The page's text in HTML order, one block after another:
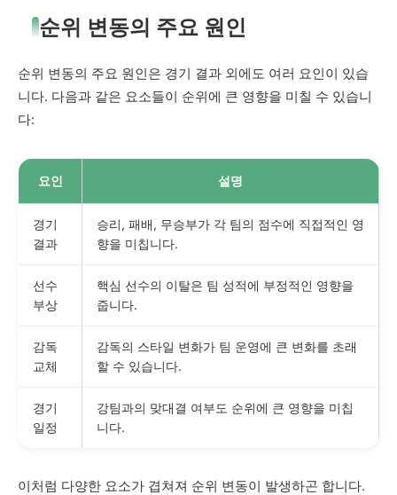
순위 변동의 주요 원인
순위 변동의 주요 원인은 경기 결과 외에도 여러 요인이 있습
니다. 다음과 같은 요소들이 순위에 큰 영향을 미칠 수 있습니
다:
요인 설명
경기
결과
승리, 패배, 무승부가 각 팀의 점수에 직접적인 영
향을 미칩니다.
선수
부상
핵심 선수의 이탈은 팀 성적에 부정적인 영향을
줍니다.
감독
교체
감독의 스타일 변화가 팀 운영에 큰 변화를 초래
할 수 있습니다.
경기
일정
강팀과의 맞대결 여부도 순위에 큰 영향을 미칩
니다.
이처럼 다양한 요소가 겹쳐져 순위 변동이 발생하곤 합니다.